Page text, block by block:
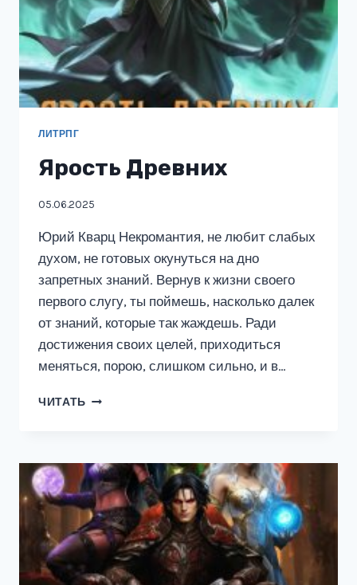
ЛИТРПГ
Ярость Древних
05.06.2025
Юрий Кварц Некромантия, не любит слабых
духом, не готовых окунуться на дно
запретных знаний. Вернув к жизни своего
первого слугу, ты поймешь, насколько далек
от знаний, которые так жаждешь. Ради
достижения своих целей, приходиться
меняться, порою, слишком сильно, и в…
ЧИТАТЬ ЯРОСТЬ